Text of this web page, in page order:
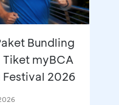
myBCA
2026